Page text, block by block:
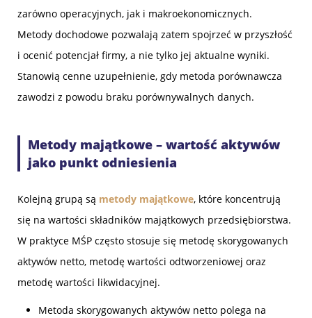
zarówno operacyjnych, jak i makroekonomicznych.
Metody dochodowe pozwalają zatem spojrzeć w przyszłość
i ocenić potencjał firmy, a nie tylko jej aktualne wyniki.
Stanowią cenne uzupełnienie, gdy metoda porównawcza
zawodzi z powodu braku porównywalnych danych.
Metody majątkowe – wartość aktywów
jako punkt odniesienia
Kolejną grupą są metody majątkowe, które koncentrują
się na wartości składników majątkowych przedsiębiorstwa.
W praktyce MŚP często stosuje się metodę skorygowanych
aktywów netto, metodę wartości odtworzeniowej oraz
metodę wartości likwidacyjnej.
Metoda skorygowanych aktywów netto polega na